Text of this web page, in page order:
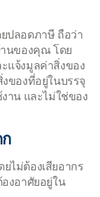
ปลอดภาษี ถือว่า
นของคุณ โดย
แจ้งมูลค่าสิ่งของ
ของที่อยู่ในบรรจุ
าน และไม่ใช่ของ
ไม่ต้องเสียอากร
งอาศัยอยู่ใน